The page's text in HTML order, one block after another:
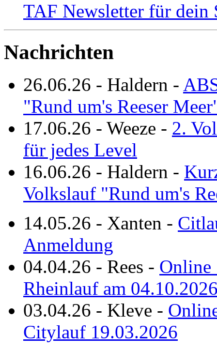
TAF Newsletter für dein
Nachrichten
26.06.26 - Haldern -
"Rund um's Reeser
17.06.26 - Weeze - 2.
für jedes Level
16.06.26 - Haldern -
Volkslauf "Rund um's
14.05.26 - Xanten -
Anmeldung
04.04.26 - Rees - Online
Rheinlauf am
03.04.26 - Kleve -
Citylauf 19.03.2026